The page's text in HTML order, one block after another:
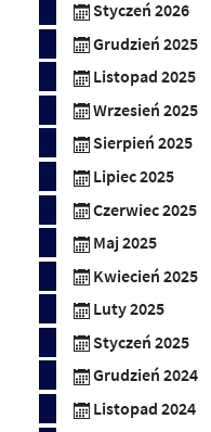
Styczeń 2026
Grudzień 2025
Listopad 2025
Wrzesień 2025
Sierpień 2025
Lipiec 2025
Czerwiec 2025
Maj 2025
Kwiecień 2025
Luty 2025
Styczeń 2025
Grudzień 2024
Listopad 2024